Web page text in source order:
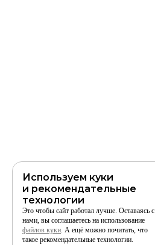
Используем куки
и рекомендательные
технологии
Это чтобы сайт работал лучше. Оставаясь с
нами, вы соглашаетесь на использование
файлов куки. А ещё можно почитать, что
такое рекомендательные технологии.